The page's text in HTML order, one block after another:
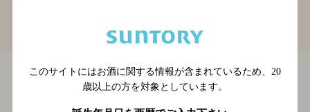
熊本県のその他TOP
熊本県 熊本県のその他
このサイトにはお酒に関する情報が含まれているため、 20
歳以上の方を対象としています。